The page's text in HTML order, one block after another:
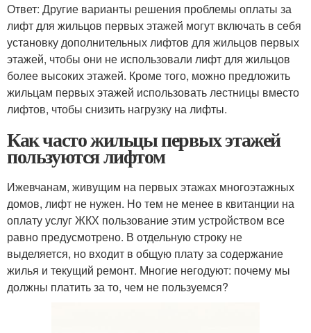
Ответ: Другие варианты решения проблемы оплаты за
лифт для жильцов первых этажей могут включать в себя
установку дополнительных лифтов для жильцов первых
этажей, чтобы они не использовали лифт для жильцов
более высоких этажей. Кроме того, можно предложить
жильцам первых этажей использовать лестницы вместо
лифтов, чтобы снизить нагрузку на лифты.
Как часто жильцы первых этажей
пользуются лифтом
Ижевчанам, живущим на первых этажах многоэтажных
домов, лифт не нужен. Но тем не менее в квитанции на
оплату услуг ЖКХ пользование этим устройством все
равно предусмотрено. В отдельную строку не
выделяется, но входит в общую плату за содержание
жилья и текущий ремонт. Многие негодуют: почему мы
должны платить за то, чем не пользуемся?